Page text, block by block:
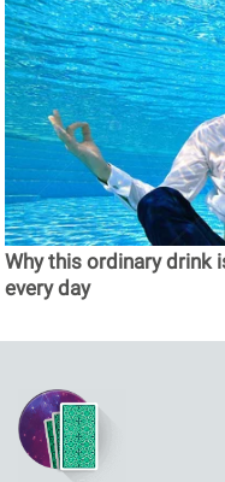
Why this ordinary drink
every day